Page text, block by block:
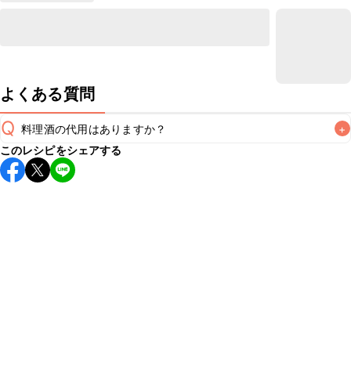
よくある質問
Q 料理酒の代用はありますか？ +
A
このレシピをシェアする